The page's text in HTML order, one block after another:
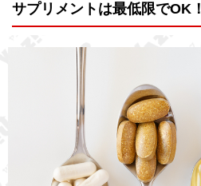
サプリメントは最低限でOK！